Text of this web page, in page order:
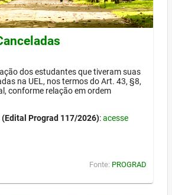
dos estudantes que tiveram suas
na UEL, nos termos do Art. 43, §8,
conforme relação em ordem
Prograd 117/2026):acesse
Fonte: PROGRAD